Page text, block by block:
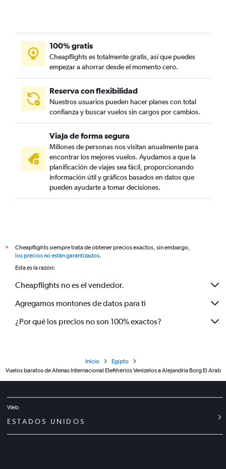
100% gratis
Cheapflights es totalmente gratis, así que puedes
empezar a ahorrar desde el momento cero.
Reserva con flexibilidad
Nuestros usuarios pueden hacer planes con total
confianza y buscar vuelos sin cargos por cambios.
Viaja de forma segura
Millones de personas nos visitan anualmente para
encontrar los mejores vuelos. Ayudamos a que la
planificación de viajes sea fácil, proporcionando
información útil y gráficos basados en datos que
pueden ayudarte a tomar decisiones.
*
Cheapflights siempre trata de obtener precios exactos, sin embargo,
los precios no están garantizados.
Esta es la razón:
Cheapflights no es el vendedor.
Agregamos montones de datos para ti
¿Por qué los precios no son 100% exactos?
Inicio
Egipto
Vuelos baratos de Atenas Internacional Eleftherios Venizelos a Alejandría Borg El Arab
Web
ESTADOS UNIDOS